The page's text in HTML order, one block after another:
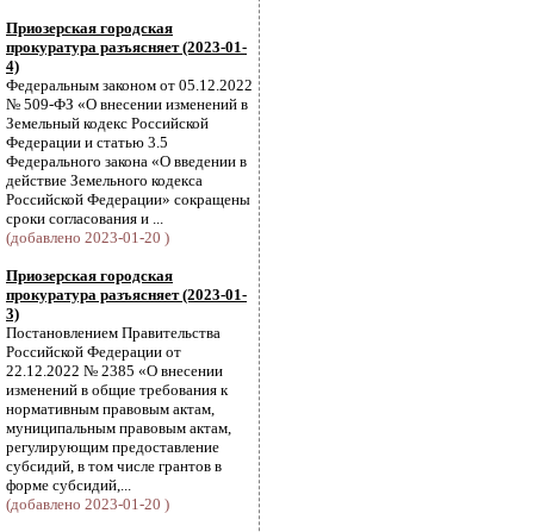
Приозерская городская
прокуратура разъясняет (2023-01-
4)
Федеральным законом от 05.12.2022
№ 509-ФЗ «О внесении изменений в
Земельный кодекс Российской
Федерации и статью 3.5
Федерального закона «О введении в
действие Земельного кодекса
Российской Федерации» сокращены
сроки согласования и ...
(добавлено 2023-01-20 )
Приозерская городская
прокуратура разъясняет (2023-01-
3)
Постановлением Правительства
Российской Федерации от
22.12.2022 № 2385 «О внесении
изменений в общие требования к
нормативным правовым актам,
муниципальным правовым актам,
регулирующим предоставление
субсидий, в том числе грантов в
форме субсидий,...
(добавлено 2023-01-20 )